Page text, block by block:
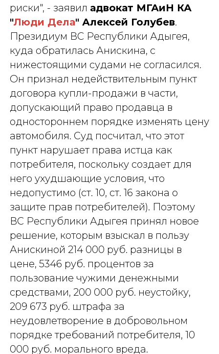
риски", - заявил адвокат МГАиН КА
"Люди Дела" Алексей Голубев.
Президиум ВС Республики Адыгея,
куда обратилась Анискина, с
нижестоящими судами не согласился.
Он признал недействительным пункт
договора купли-продажи в части,
допускающий право продавца в
одностороннем порядке изменять цену
автомобиля. Суд посчитал, что этот
пункт нарушает права истца как
потребителя, поскольку создает для
него ухудшающие условия, что
недопустимо (ст. 10, ст. 16 закона о
защите прав потребителей). Поэтому
ВС Республики Адыгея принял новое
решение, которым взыскал в пользу
Анискиной 214 000 руб. разницы в
цене, 5346 руб. процентов за
пользование чужими денежными
средствами, 200 000 руб. неустойку,
209 673 руб. штрафа за
неудовлетворение в добровольном
порядке требований потребителя, 10
000 руб. морального вреда.